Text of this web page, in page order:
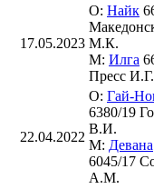
17.05.2023
О: Найк
М.К.
М: Илга
Пресс И.Г.
22.04.2022
О: Гай-
6380/19
В.И.
М: Девана
6045/17
А.М.